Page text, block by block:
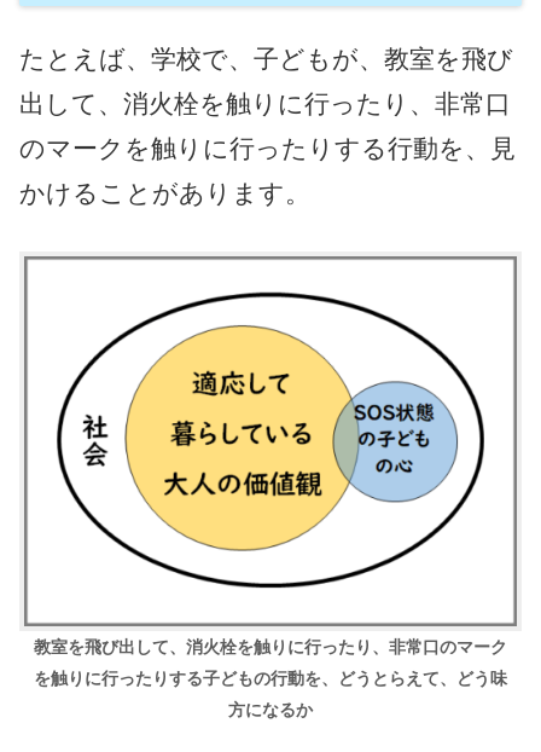
たとえば、学校で、子どもが、教室を飛び
出して、消火栓を触りに行ったり、非常口
のマークを触りに行ったりする行動を、見
かけることがあります。
教室を飛び出して、消火栓を触りに行ったり、非常口のマーク
を触りに行ったりする子どもの行動を、どうとらえて、どう味
方になるか